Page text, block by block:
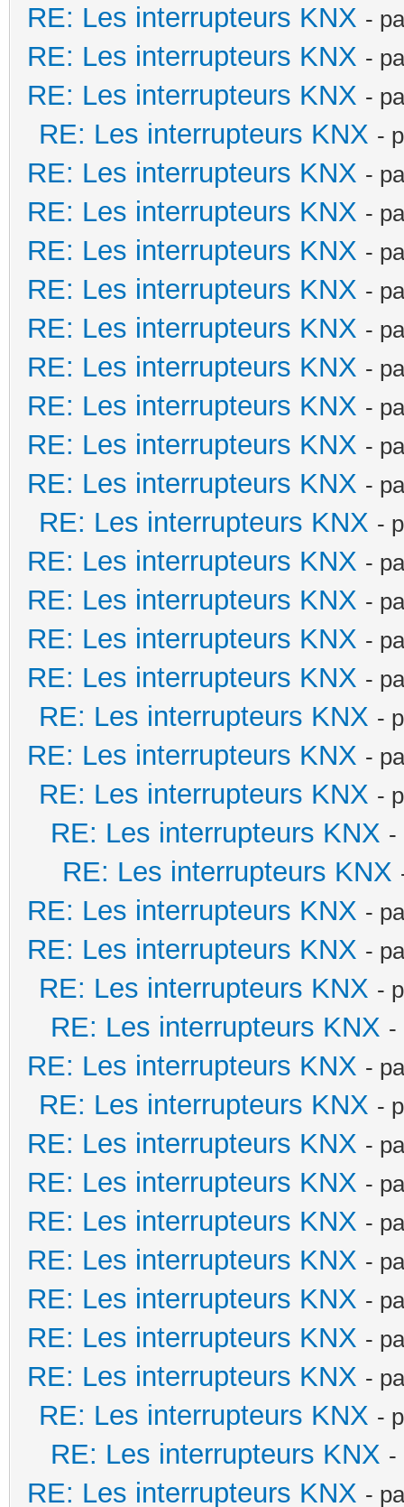
RE: Les interrupteurs KNX -
RE: Les interrupteurs KNX -
RE: Les interrupteurs KNX -
RE: Les interrupteurs KNX -
RE: Les interrupteurs KNX -
RE: Les interrupteurs KNX -
RE: Les interrupteurs KNX -
RE: Les interrupteurs KNX -
RE: Les interrupteurs KNX -
RE: Les interrupteurs KNX -
RE: Les interrupteurs KNX -
RE: Les interrupteurs KNX -
RE: Les interrupteurs KNX -
RE: Les interrupteurs KNX -
RE: Les interrupteurs KNX -
RE: Les interrupteurs KNX -
RE: Les interrupteurs KNX -
RE: Les interrupteurs KNX -
RE: Les interrupteurs KNX -
RE: Les interrupteurs KNX -
RE: Les interrupteurs KNX -
RE: Les interrupteurs KNX -
RE: Les interrupteurs KNX
RE: Les interrupteurs KNX -
RE: Les interrupteurs KNX -
RE: Les interrupteurs KNX -
RE: Les interrupteurs KNX -
RE: Les interrupteurs KNX -
RE: Les interrupteurs KNX -
RE: Les interrupteurs KNX -
RE: Les interrupteurs KNX -
RE: Les interrupteurs KNX -
RE: Les interrupteurs KNX -
RE: Les interrupteurs KNX -
RE: Les interrupteurs KNX -
RE: Les interrupteurs KNX -
RE: Les interrupteurs KNX -
RE: Les interrupteurs KNX -
RE: Les interrupteurs KNX -